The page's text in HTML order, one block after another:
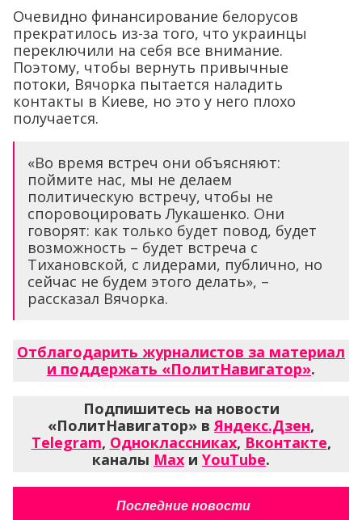
Очевидно финансирование белорусов
прекратилось из-за того, что украинцы
переключили на себя все внимание.
Поэтому, чтобы вернуть привычные
потоки, Вячорка пытается наладить
контакты в Киеве, но это у него плохо
получается.
«Во время встреч они объясняют:
поймите нас, мы не делаем
политическую встречу, чтобы не
споровоцировать Лукашенко. Они
говорят: как только будет повод, будет
возможность – будет встреча с
Тихановской, с лидерами, публично, но
сейчас не будем этого делать», –
рассказал Вячорка.
Отблагодарить журналистов за материал
и поддержать «ПолитНавигатор».
Подпишитесь на новости
«ПолитНавигатор» в Яндекс.Дзен,
Telegram, Одноклассниках, Вконтакте,
каналы Max и YouTube.
Последние новости